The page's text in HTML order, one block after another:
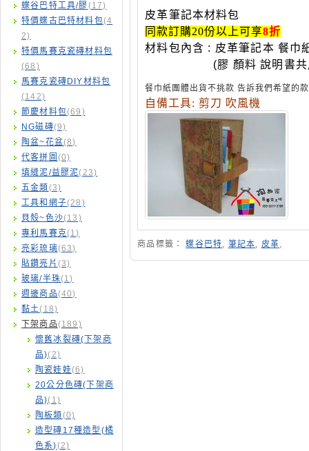
蝶谷巴特工具/膠(17)
特價蝶古巴特材料包(4
2)
特價馬賽克瓷磚材料包
(68)
馬賽克瓷磚DIY材料包
(142)
節慶材料包(69)
NG磁磚(9)
陶盆~花盆(8)
代客拼圖 (0)
填縫泥/益膠泥(23)
五金類 (3)
工具和網子(28)
貝殼~色沙(13)
專利馬賽克(1)
亮彩琉璃(63)
貼鑽亮片 (3)
玻璃/半珠(1)
週邊商品(40)
黏土(18)
下架商品(189)
懷舊冰裂磚(下架商
品)(2)
陶瓷娃娃(6)
20公分色磚(下架商
品)(1)
陶板類 (0)
造型磚17種造型(橘
色系)(2)
皮革筆記本材料包
同款訂購20份以上可享8折
材料包內含 : 皮革筆記本 餐
(膠 顏料 說明書共
餐巾紙團體出貨不挑款 告訴我們希望的
自備工具: 剪刀 吹風機
商品標籤：蝶谷巴特, 筆記本, 皮革,